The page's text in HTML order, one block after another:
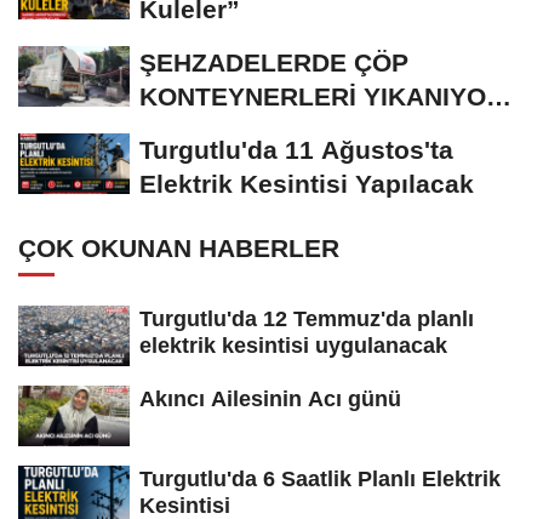
Kuleler”
ŞEHZADELERDE ÇÖP
KONTEYNERLERİ YIKANIYOR
Turgutlu'da 11 Ağustos'ta
Elektrik Kesintisi Yapılacak
ÇOK OKUNAN HABERLER
Turgutlu'da 12 Temmuz'da planlı
elektrik kesintisi uygulanacak
Akıncı Ailesinin Acı günü
Turgutlu'da 6 Saatlik Planlı Elektrik
Kesintisi